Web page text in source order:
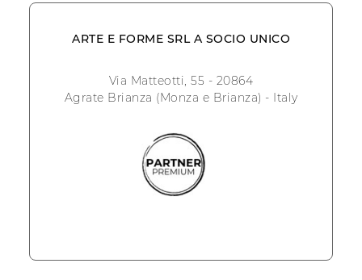
ARTE E FORME SRL A SOCIO UNICO
Via Matteotti, 55 - 20864
Agrate Brianza (Monza e Brianza) - Italy